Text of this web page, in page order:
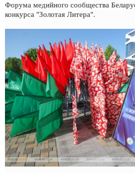
Форума медийного сообщества
конкурса "Золотая Литера".